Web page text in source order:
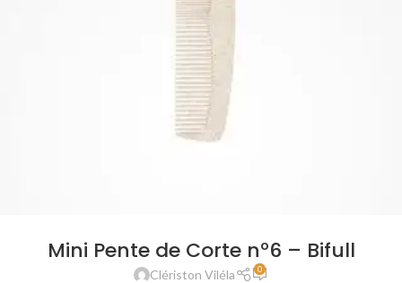
Mini Pente de Corte nº6 – Bifull
Clériston Viléla 0